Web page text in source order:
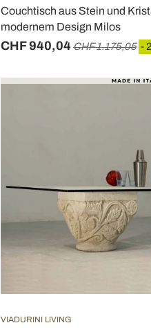
Couchtisch aus Stein und
modernem Design Milos
CHF 940,04CHF 1.175,05 -
VIADURINI LIVING